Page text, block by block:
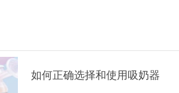
如何正确选择和使用吸奶器